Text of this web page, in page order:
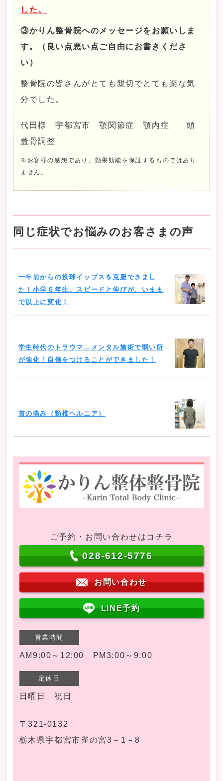
した。
③かりん整骨院へのメッセージをお願いしま
す。（良い点悪い点ご自由にお書きくださ
い）
整骨院の皆さんがとても親切でとても楽な気
分でした。
代田様 宇都宮市 顎関節症 顎内症 頭
蓋骨調整
※お客様の感想であり、効果効能を保証するものではあり
ません。
同じ症状でお悩みのお客さまの声
一年前からの投球イップスを克服できまし
た！小学６年生。スピードと伸びが、いまま
で以上に変化！
学生時代のトラウマ…メンタル施術で弱い所
が強化！自信をつけることができました！
首の痛み（頸椎ヘルニア）
ご予約・お問い合わせはコチラ
028-612-5776
お問い合わせ
LINE予約
営業時間
AM9:00～12:00 PM3:00～9:00
定休日
日曜日 祝日
〒321-0132
栃木県宇都宮市雀の宮3－1－8